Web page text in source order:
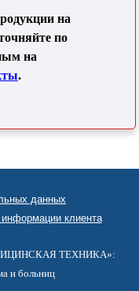
на
по
на
.
данных
клиента
ТЕХНИКА»:
и больниц